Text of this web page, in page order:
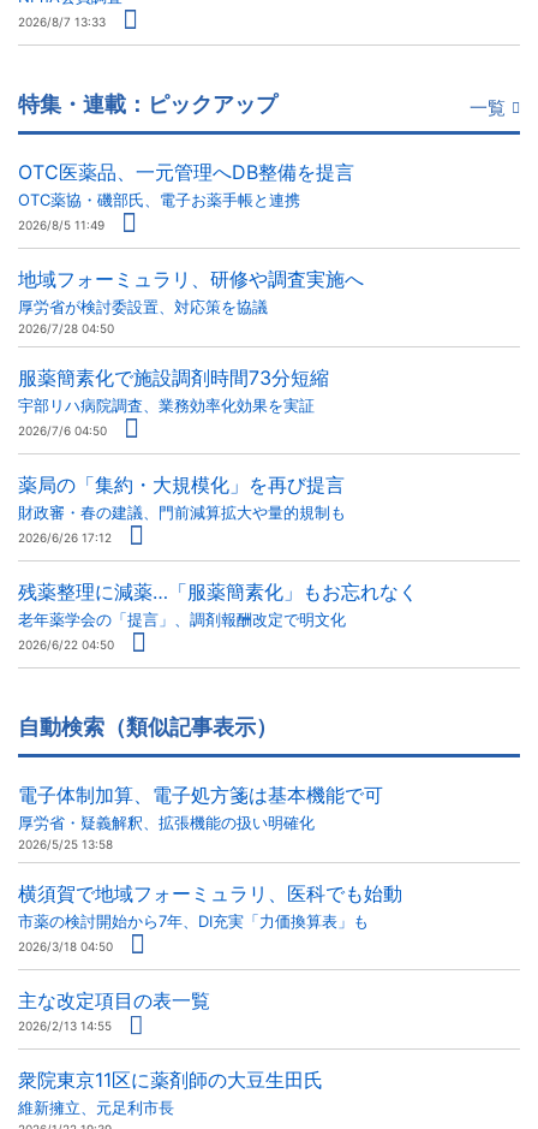
2026/8/7 13:33
特集・連載：ピックアップ 一覧
OTC医薬品、一元管理へDB整備を提言
OTC薬協・磯部氏、電子お薬手帳と連携
2026/8/5 11:49
地域フォーミュラリ、研修や調査実施へ
厚労省が検討委設置、対応策を協議
2026/7/28 04:50
服薬簡素化で施設調剤時間73分短縮
宇部リハ病院調査、業務効率化効果を実証
2026/7/6 04:50
薬局の「集約・大規模化」を再び提言
財政審・春の建議、門前減算拡大や量的規制も
2026/6/26 17:12
残薬整理に減薬…「服薬簡素化」もお忘れなく
老年薬学会の「提言」、調剤報酬改定で明文化
2026/6/22 04:50
自動検索（類似記事表示）
電子体制加算、電子処方箋は基本機能で可
厚労省・疑義解釈、拡張機能の扱い明確化
2026/5/25 13:58
横須賀で地域フォーミュラリ、医科でも始動
市薬の検討開始から7年、DI充実「力価換算表」も
2026/3/18 04:50
主な改定項目の表一覧
2026/2/13 14:55
衆院東京11区に薬剤師の大豆生田氏
維新擁立、元足利市長